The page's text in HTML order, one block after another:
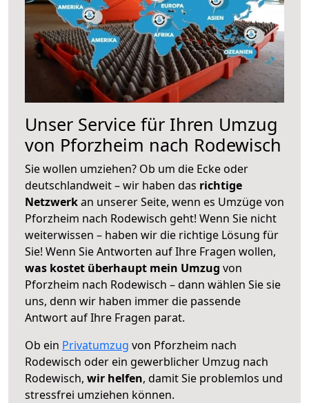
Unser Service für Ihren Umzug
von Pforzheim nach Rodewisch
Sie wollen umziehen? Ob um die Ecke oder
deutschlandweit – wir haben das richtige
Netzwerkan unserer Seite, wenn es Umzüge von
Pforzheim nach Rodewisch geht! Wenn Sie nicht
weiterwissen – haben wir die richtige Lösung für
Sie! Wenn Sie Antworten auf Ihre Fragen wollen,
was kostet überhaupt mein Umzug von
Pforzheim nach Rodewisch – dann wählen Sie sie
uns, denn wir haben immer die passende
Antwort auf Ihre Fragen parat.
Ob ein Privatumzug von Pforzheim nach
Rodewisch oder ein gewerblicher Umzug nach
Rodewisch, wir helfen, damit Sie problemlos und
stressfrei umziehen können.